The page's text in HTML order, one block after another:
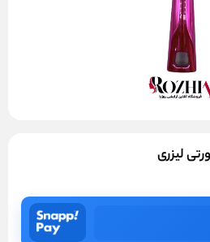
لیزری